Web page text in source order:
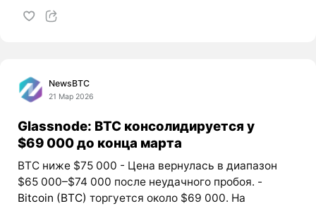
NewsBTC
21 Мар 2026
Glassnode: BTC консолидируется у
$69 000 до конца марта
BTC ниже $75 000 - Цена вернулась в диапазон
$65 000–$74 000 после неудачного пробоя. -
Bitcoin (BTC) торгуется около $69 000. На